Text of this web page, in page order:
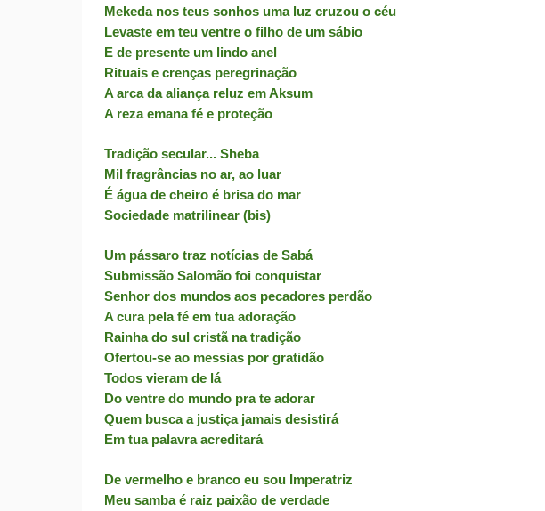
Mekeda nos teus sonhos uma luz cruzou o céu
Levaste em teu ventre o filho de um sábio
E de presente um lindo anel
Rituais e crenças peregrinação
A arca da aliança reluz em Aksum
A reza emana fé e proteção
Tradição secular... Sheba
Mil fragrâncias no ar, ao luar
É água de cheiro é brisa do mar
Sociedade matrilinear (bis)
Um pássaro traz notícias de Sabá
Submissão Salomão foi conquistar
Senhor dos mundos aos pecadores perdão
A cura pela fé em tua adoração
Rainha do sul cristã na tradição
Ofertou-se ao messias por gratidão
Todos vieram de lá
Do ventre do mundo pra te adorar
Quem busca a justiça jamais desistirá
Em tua palavra acreditará
De vermelho e branco eu sou Imperatriz
Meu samba é raiz paixão de verdade